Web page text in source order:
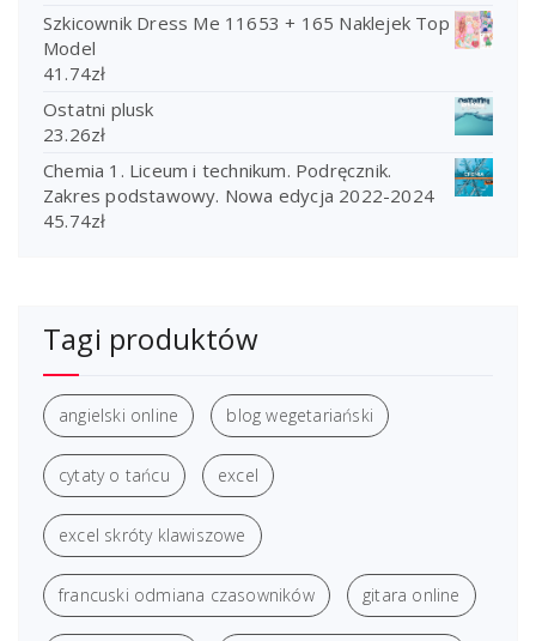
Szkicownik Dress Me 11653 + 165 Naklejek Top
Model
41.74zł
Ostatni plusk
23.26zł
Chemia 1. Liceum i technikum. Podręcznik.
Zakres podstawowy. Nowa edycja 2022-2024
45.74zł
Tagi produktów
angielski online blog wegetariański
cytaty o tańcu excel
excel skróty klawiszowe
francuski odmiana czasowników gitara online